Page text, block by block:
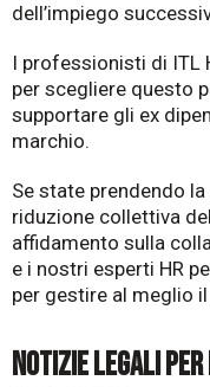
dell’impiego
I professionisti di ITL
per scegliere questo
supportare gli ex
marchio.
Se state prendendo
riduzione collettiva
affidamento sulla
e i nostri esperti HR
per gestire al meglio
Notizie legali per